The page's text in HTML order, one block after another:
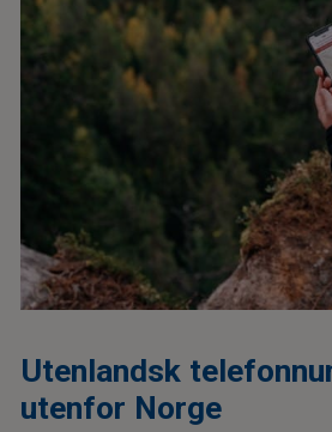
Utenlandsk
utenfor Norge